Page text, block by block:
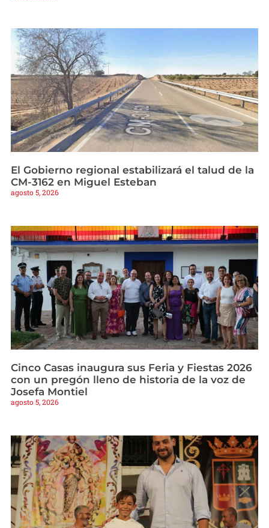
El Gobierno regional estabilizará el talud de la
CM-3162 en Miguel Esteban
agosto 5, 2026
Cinco Casas inaugura sus Feria y Fiestas 2026
con un pregón lleno de historia de la voz de
Josefa Montiel
agosto 5, 2026